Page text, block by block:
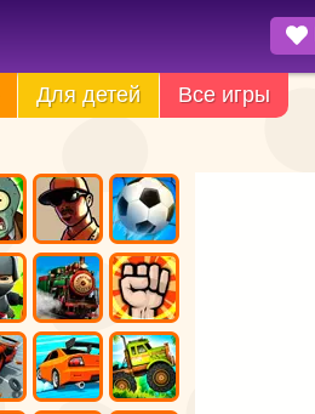
Для детей Все игры